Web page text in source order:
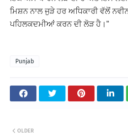
ਮਿਸ਼ਨ ਨਾਲ ਜੁੜੇ ਹਰ ਅਧਿਕਾਰੀ ਵੱਲੋਂ
ਪਹਿਲਕਦਮੀਆਂ ਕਰਨ ਦੀ ਲੋੜ ਹੈ।”
Punjab
OLDER